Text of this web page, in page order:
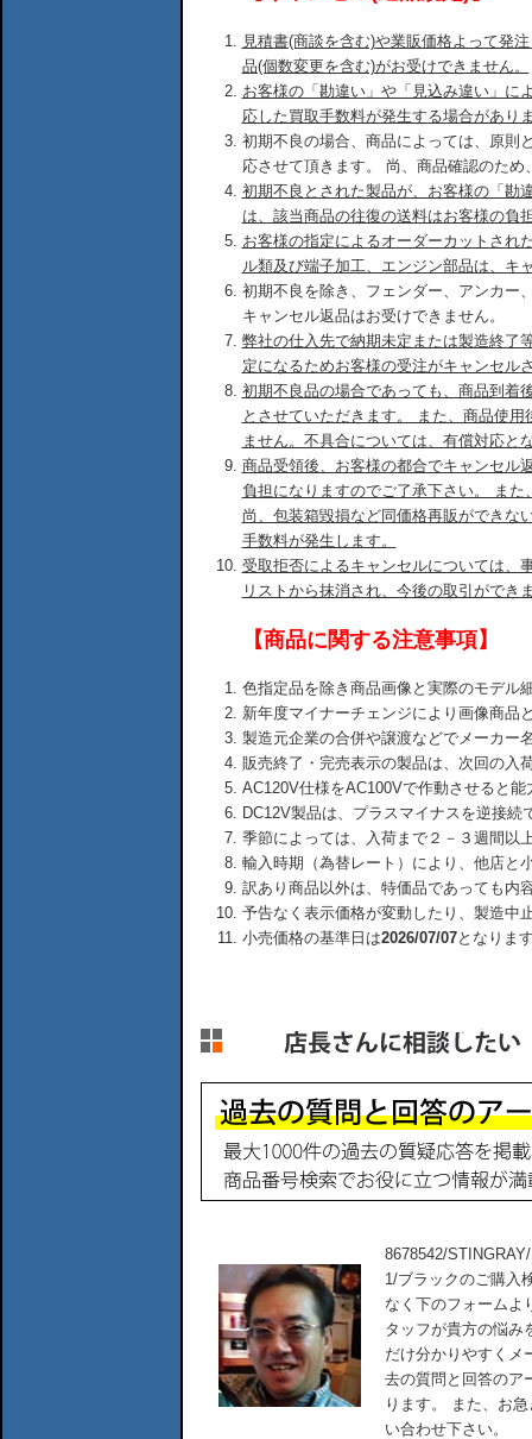
見積書(商談を含む)や業販価格よって発
品(個数変更を含む)がお受けできません。
お客様の「勘違い」や「見込み違い」に
応した買取手数料が発生する場合があり
初期不良の場合、商品によっては、原則
応させて頂きます。 尚、商品確認のた
初期不良とされた製品が、お客様の「勘
は、該当商品の往復の送料はお客様の負
お客様の指定によるオーダーカットされ
ル類及び端子加工、エンジン部品は、キ
初期不良を除き、フェンダー、アンカー
キャンセル返品はお受けできません。
弊社の仕入先で納期未定または製造終了
定になるためお客様の受注がキャンセル
初期不良品の場合であっても、商品到着
とさせていただきます。 また、商品使
ません。不具合については、有償対応と
商品受領後、お客様の都合でキャンセル
負担になりますのでご了承下さい。 ま
尚、包装箱毀損など同価格再販ができな
手数料が発生します。
受取拒否によるキャンセルについては、
リストから抹消され、今後の取引ができ
【商品に関する注意事項】
色指定品を除き商品画像と実際のモデル
新年度マイナーチェンジにより画像商品
製造元企業の合併や譲渡などでメーカー
販売終了・完売表示の製品は、次回の入
AC120V仕様をAC100Vで作動させると
DC12V製品は、プラスマイナスを逆接
季節によっては、入荷まで２－３週間以
輸入時期（為替レート）により、他店と
訳あり商品以外は、特価品であっても内
予告なく表示価格が変動したり、製造中
小売価格の基準日は2026/07/07となりま
8678542/
1/ブラックのご購入
なく下のフォームよ
タッフが貴方の悩み
だけ分かりやすくメ
去の質問と回答のア
ります。 また、お
い合わせ下さい。